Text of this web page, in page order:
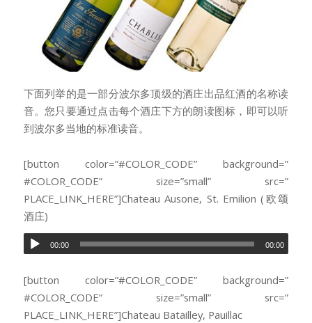
下面列举的是一部分波尔多顶级的酒庄出品红酒的名称读
音。您只要通过点击每个酒庄下方的朗读图标，即可以听
到波尔多当地的标准读音。
[button color=”#COLOR_CODE” background=”
#COLOR_CODE” size=”small” src=”
PLACE_LINK_HERE”]Chateau Ausone, St. Emilion (欧颂
酒庄)
00:00 00:00
[button color=”#COLOR_CODE” background=”
#COLOR_CODE” size=”small” src=”
PLACE_LINK_HERE”]Chateau Batailley, Pauillac